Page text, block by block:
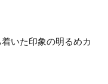
いた印象の明るめカ